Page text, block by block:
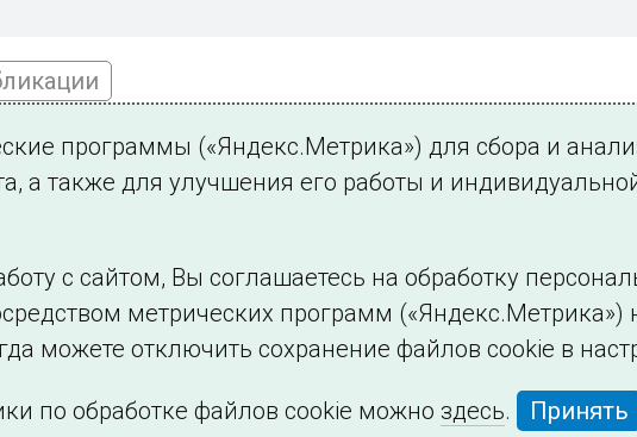
на новости
Филиалы и представительства Использование информации
программы («Яндекс.Метрика») для сбора и
а также для улучшения его работы и
с сайтом, Вы соглашаетесь на обработку
метрических программ («Яндекс.Метрика»)
можете отключить сохранение файлов cookie в
по обработке файлов cookie можно здесь. Принять